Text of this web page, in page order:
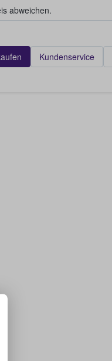
abweichen.
Kundenservice